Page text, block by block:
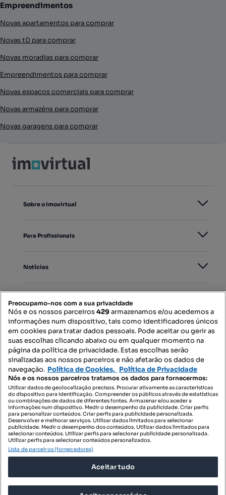
Empreendimentos
Novas apartamentos para comprar
Novas t0 para comprar
Novas moradias para comprar
Empreendimentos para comprar
Novas espaços comerciais para comprar
Novas armazéns para comprar
Novas garagens para comprar
Sobre o Imovirtual
Para Profissionais
Notícias
Mapa do Site
Contacte-nos
SIGA-NOS:
DESCARREGAR NA:
Preocupamo-nos com a sua privacidade
Nós e os nossos parceiros429armazenamos e/ou acedemos a
informações num dispositivo, tais como identificadores únicos
em cookies para tratar dados pessoais. Pode aceitar ou gerir as
suas escolhas clicando abaixo ou em qualquer momento na
página da política de privacidade. Estas escolhas serão
sinalizadas aos nossos parceiros e não afetarão os dados de
navegação. Política de Cookies, Política de Privacidade
Nós e os nossos parceiros tratamos os dados para fornecermos:
Utilizar dados de geolocalização precisos. Procurar ativamente as características
do dispositivo para identificação. Compreender os públicos através de estatísticas
ou combinações de dados de diferentes fontes. Armazenar e/ou aceder a
informações num dispositivo. Medir o desempenho da publicidade. Criar perfis
para personalizar conteúdos. Criar perfis para publicidade personalizada.
Desenvolver e melhorar serviços. Utilizar dados limitados para selecionar
publicidade. Medir o desempenho dos conteúdos. Utilizar dados limitados para
selecionar conteúdos. Utilizar perfis para selecionar publicidade personalizada.
Utilizar perfis para selecionar conteúdos personalizados.
Lista de parceiros (fornecedores)
Aceitar tudo